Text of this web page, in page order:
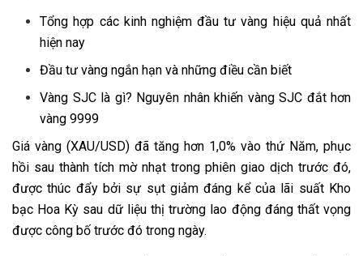
Tổng hợp các kinh nghiệm đầu tư vàng hiệu quả nhất
hiện nay
Đầu tư vàng ngắn hạn và những điều cần biết
Vàng SJC là gì? Nguyên nhân khiến vàng SJC đắt hơn
vàng 9999
Giá vàng (XAU/USD) đã tăng hơn 1,0% vào thứ Năm, phục
hồi sau thành tích mờ nhạt trong phiên giao dịch trước đó,
được thúc đẩy bởi sự sụt giảm đáng kể của lãi suất Kho
bạc Hoa Kỳ sau dữ liệu thị trường lao động đáng thất vọng
được công bố trước đó trong ngày.